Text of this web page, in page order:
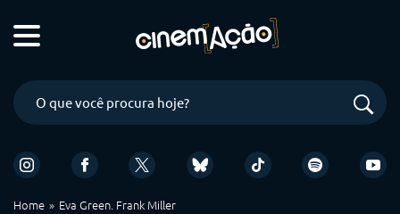
Home Eva Green. Frank Miller